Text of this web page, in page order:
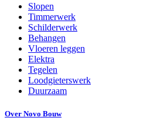
Slopen
Timmerwerk
Schilderwerk
Behangen
Vloeren leggen
Elektra
Tegelen
Loodgieterswerk
Duurzaam
Over Novo Bouw